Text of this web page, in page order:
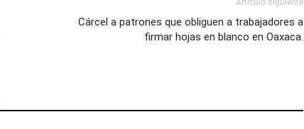
Artículo siguiente
Cárcel a patrones que obliguen a trabajadores a
firmar hojas en blanco en Oaxaca.